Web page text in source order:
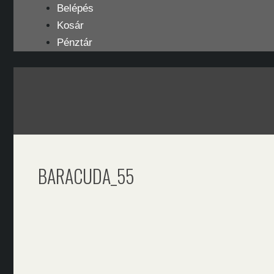
tartalomba
Belépés
Kosár
Pénztár
BARACUDA_55